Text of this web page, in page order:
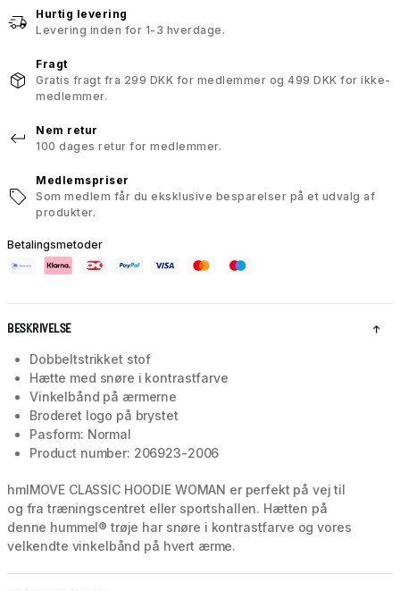
Hurtig levering
Levering inden for 1-3 hverdage.
Fragt
Gratis fragt fra 299 DKK for medlemmer og 499 DKK for ikke-
medlemmer.
Nem retur
100 dages retur for medlemmer.
Medlemspriser
Som medlem får du eksklusive besparelser på et udvalg af
produkter.
Betalingsmetoder
BESKRIVELSE
Dobbeltstrikket stof
Hætte med snøre i kontrastfarve
Vinkelbånd på ærmerne
Broderet logo på brystet
Pasform: Normal
Product number: 206923-2006
hmlMOVE CLASSIC HOODIE WOMAN er perfekt på vej til
og fra træningscentret eller sportshallen. Hætten på
denne hummel® trøje har snøre i kontrastfarve og vores
velkendte vinkelbånd på hvert ærme.